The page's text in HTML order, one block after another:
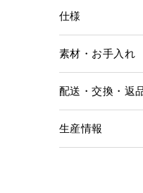
仕様
素材・お手入れ
配送・交換・返
生産情報